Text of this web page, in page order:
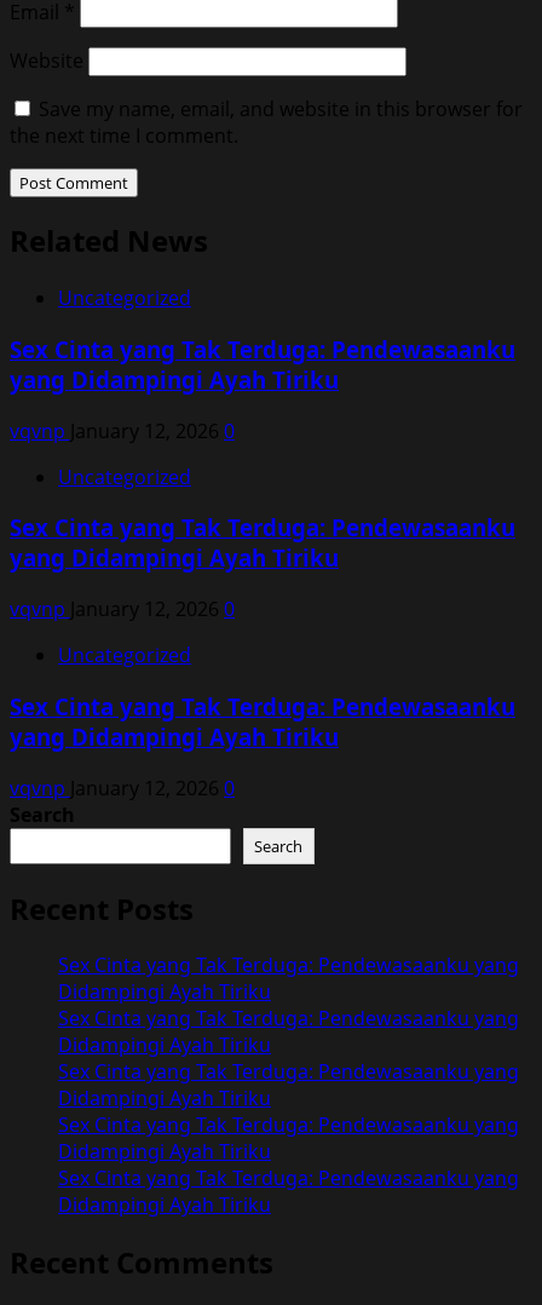
Email
*
Website
Save my name, email, and website in this browser for
the next time I comment.
Related News
Uncategorized
Sex Cinta yang Tak Terduga: Pendewasaanku
yang Didampingi Ayah Tiriku
vqvnp January 12, 2026 0
Uncategorized
Sex Cinta yang Tak Terduga: Pendewasaanku
yang Didampingi Ayah Tiriku
vqvnp January 12, 2026 0
Uncategorized
Sex Cinta yang Tak Terduga: Pendewasaanku
yang Didampingi Ayah Tiriku
vqvnp January 12, 2026 0
Search
Search
Recent Posts
Sex Cinta yang Tak Terduga: Pendewasaanku yang
Didampingi Ayah Tiriku
Sex Cinta yang Tak Terduga: Pendewasaanku yang
Didampingi Ayah Tiriku
Sex Cinta yang Tak Terduga: Pendewasaanku yang
Didampingi Ayah Tiriku
Sex Cinta yang Tak Terduga: Pendewasaanku yang
Didampingi Ayah Tiriku
Sex Cinta yang Tak Terduga: Pendewasaanku yang
Didampingi Ayah Tiriku
Recent Comments